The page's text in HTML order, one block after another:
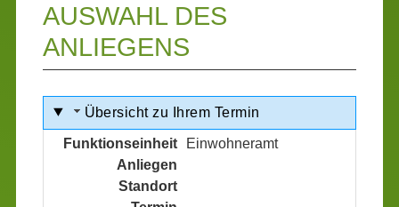
AUSWAHL DES
ANLIEGENS
Übersicht zu Ihrem Termin
Funktionseinheit
Einwohneramt
Anliegen
Standort